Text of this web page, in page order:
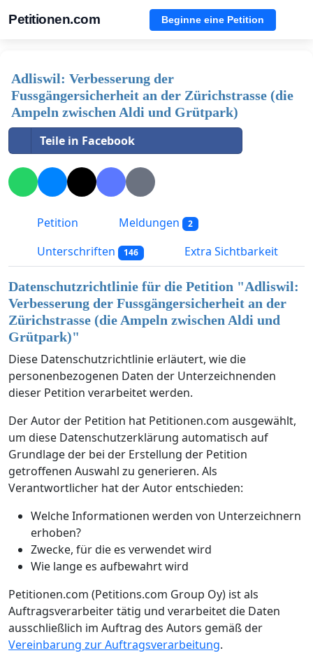
Petitionen.com Beginne eine Petition
Adliswil: Verbesserung der
Fussgängersicherheit an der Zürichstrasse (die
Ampeln zwischen Aldi und Grütpark)
Teile in Facebook
Petition Meldungen 2
Unterschriften 146 Extra Sichtbarkeit
Datenschutzrichtlinie für die Petition "Adliswil:
Verbesserung der Fussgängersicherheit an der
Zürichstrasse (die Ampeln zwischen Aldi und
Grütpark)"
Diese Datenschutzrichtlinie erläutert, wie die
personenbezogenen Daten der Unterzeichnenden
dieser Petition verarbeitet werden.
Der Autor der Petition hat Petitionen.com ausgewählt,
um diese Datenschutzerklärung automatisch auf
Grundlage der bei der Erstellung der Petition
getroffenen Auswahl zu generieren. Als
Verantwortlicher hat der Autor entschieden:
Welche Informationen werden von Unterzeichnern
erhoben?
Zwecke, für die es verwendet wird
Wie lange es aufbewahrt wird
Petitionen.com (Petitions.com Group Oy) ist als
Auftragsverarbeiter tätig und verarbeitet die Daten
ausschließlich im Auftrag des Autors gemäß der
Vereinbarung zur Auftragsverarbeitung.